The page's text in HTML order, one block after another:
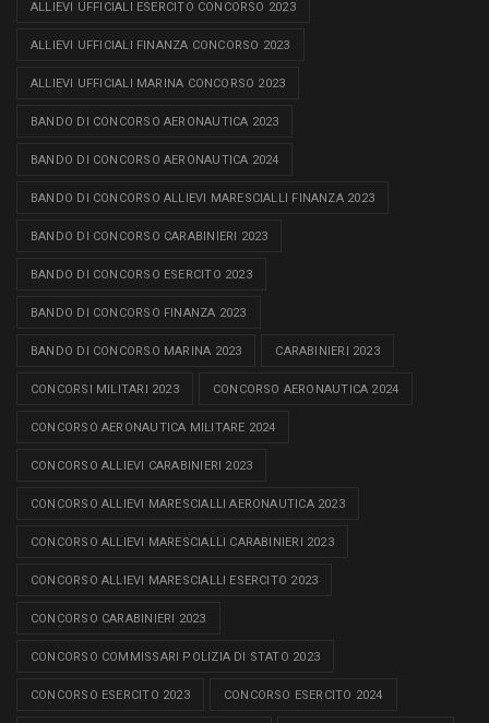
ALLIEVI UFFICIALI ESERCITO CONCORSO 2023
ALLIEVI UFFICIALI FINANZA CONCORSO 2023
ALLIEVI UFFICIALI MARINA CONCORSO 2023
BANDO DI CONCORSO AERONAUTICA 2023
BANDO DI CONCORSO AERONAUTICA 2024
BANDO DI CONCORSO ALLIEVI MARESCIALLI FINANZA 2023
BANDO DI CONCORSO CARABINIERI 2023
BANDO DI CONCORSO ESERCITO 2023
BANDO DI CONCORSO FINANZA 2023
BANDO DI CONCORSO MARINA 2023 CARABINIERI 2023
CONCORSI MILITARI 2023 CONCORSO AERONAUTICA 2024
CONCORSO AERONAUTICA MILITARE 2024
CONCORSO ALLIEVI CARABINIERI 2023
CONCORSO ALLIEVI MARESCIALLI AERONAUTICA 2023
CONCORSO ALLIEVI MARESCIALLI CARABINIERI 2023
CONCORSO ALLIEVI MARESCIALLI ESERCITO 2023
CONCORSO CARABINIERI 2023
CONCORSO COMMISSARI POLIZIA DI STATO 2023
CONCORSO ESERCITO 2023 CONCORSO ESERCITO 2024